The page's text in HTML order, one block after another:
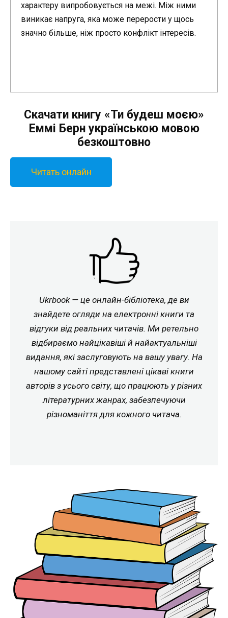
характеру випробовується на межі. Між ними
виникає напруга, яка може перерости у щось
значно більше, ніж просто конфлікт інтересів.
Скачати книгу «Ти будеш моєю»
Еммі Берн українською мовою
безкоштовно
Читать онлайн
Ukrbook — це онлайн-бібліотека, де ви
знайдете огляди на електронні книги та
відгуки від реальних читачів. Ми ретельно
відбираємо найцікавіші й найактуальніші
видання, які заслуговують на вашу увагу. На
нашому сайті представлені цікаві книги
авторів з усього світу, що працюють у різних
літературних жанрах, забезпечуючи
різноманіття для кожного читача.